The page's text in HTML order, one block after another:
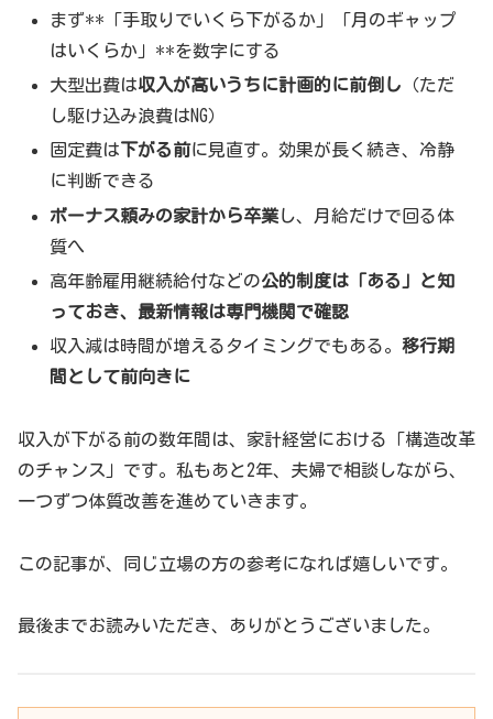
まず**「手取りでいくら下がるか」「月のギャップ
はいくらか」**を数字にする
大型出費は収入が高いうちに計画的に前倒し （ただ
し駆け込み浪費はNG）
固定費は下がる前に見直す。効果が長く続き、冷静
に判断できる
ボーナス頼みの家計から卒業し、月給だけで回る体
質へ
高年齢雇用継続給付などの公的制度は「ある」と知
っておき、最新情報は専門機関で確認
収入減は時間が増えるタイミングでもある。移行期
間として前向きに
収入が下がる前の数年間は、家計経営における「構造改革
のチャンス」です。私もあと2年、夫婦で相談しながら、
一つずつ体質改善を進めていきます。
この記事が、同じ立場の方の参考になれば嬉しいです。
最後までお読みいただき、ありがとうございました。